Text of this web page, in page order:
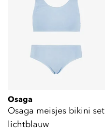
Osaga
Osaga meisjes bikini set
lichtblauw